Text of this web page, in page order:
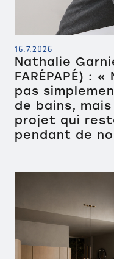
16.7.2026
Nathalie
FARÉPAPÉ) :
pas
de bains,
projet qui
pendant de